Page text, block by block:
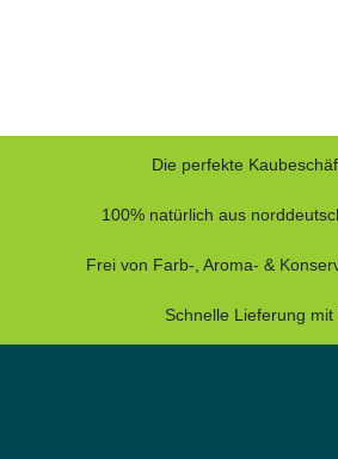
Die perfekte
100% natürlich aus
Frei von Farb-, Aroma- &
Schnelle Lieferung mit